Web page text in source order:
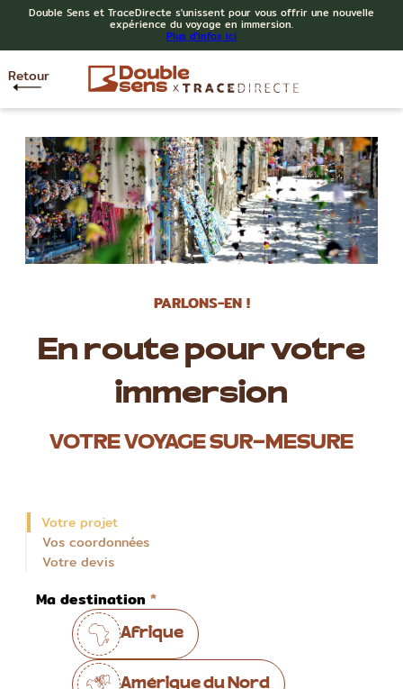
Double Sens et TraceDirecte s'unissent pour vous offrir une nouvelle
expérience du voyage en immersion.
Plus d'infos ici
Retour
PARLONS-EN !
En route pour votre
immersion
VOTRE VOYAGE SUR-MESURE
Votre projet
Vos coordonnées
Votre devis
Ma destination
Afrique
Amérique du Nord